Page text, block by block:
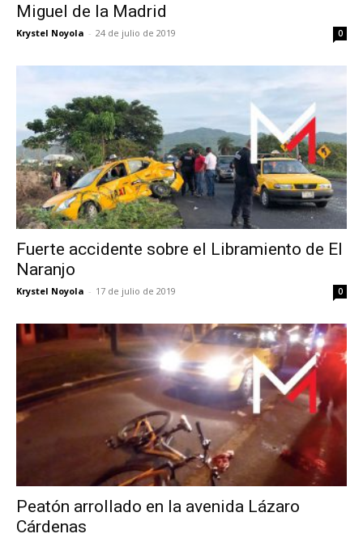
Miguel de la Madrid
Krystel Noyola - 24 de julio de 2019 0
Fuerte accidente sobre el Libramiento de El
Naranjo
Krystel Noyola - 17 de julio de 2019 0
Peatón arrollado en la avenida Lázaro
Cárdenas